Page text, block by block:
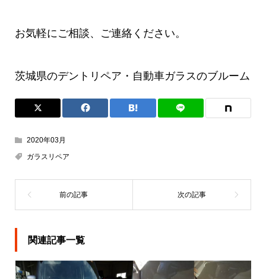
お気軽にご相談、ご連絡ください。
茨城県のデントリペア・自動車ガラスのブルーム
2020年03月
ガラスリペア
関連記事一覧